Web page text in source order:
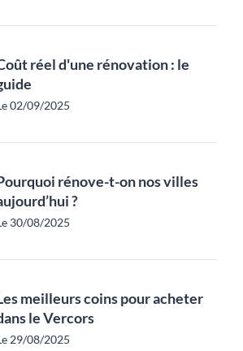
réel d'une rénovation : le
02/09/2025
rénove-t-on nos villes
?
30/08/2025
meilleurs coins pour acheter
le Vercors
29/08/2025